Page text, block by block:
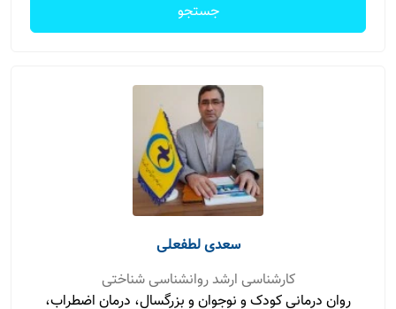
جستجو
سعدی لطفعلی
کارشناسی ارشد روانشناسی شناختی
روان درمانی کودک و نوجوان و بزرگسال، درمان اضطراب،